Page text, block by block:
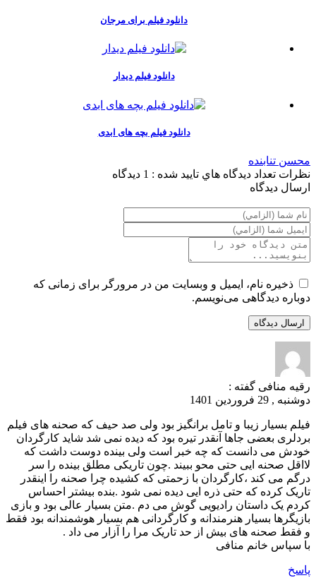
دانلود فیلم برای مرجان
دانلود فیلم دیدار
دانلود فیلم بچه های ابدی
محسن تنابنده
نظرات تعداد ديدگاه هاي تاييد شده : 1 دیدگاه
ارسال ديدگاه
ذخیره نام، ایمیل و وبسایت من در مرورگر برای زمانی که
دوباره دیدگاهی می‌نویسم.
رقیه منافی گفته :
دوشنبه , 29 فروردین 1401
فیلم بسیار زیبا و تامل برانگیز بود ولی صد حیف که صحنه های فیلم
بردلری بعضی جاها آنقدر تیره بود که دیده نمی شد شاید کارگردان
خودش می دانست که چه خبر است ولی بینده دوست داشت که
لااقل صحنه ایی حتی محو ببیند .چون تاریکی مطلق بینده را سر
درگم می کند ،کارگردان با زحمتی که کشیده چرا صحنه را اینقدر
تاریک کرده که حتی ذره ایی دیده نمی شود .بنده بیشتر احساس
کردم یک داستان رادیویی گوش می دم .متن بسیار عالی بود و بازی
بازیگرها بسیار هنرمندانه و کارگردانی هم بسیار هوشمندانه بود فقط
و فقط صحنه های بیش از حد تاریک مرا را آزار می داد .
با سپاس خانم منافی
پاسخ